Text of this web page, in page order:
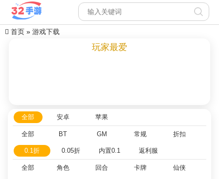
首页 » 游戏下载
玩家最爱
全部 安卓 苹果
全部 BT GM 常规 折扣
0.1折 0.05折 内置0.1 返利服
全部 角色 回合 卡牌 仙侠